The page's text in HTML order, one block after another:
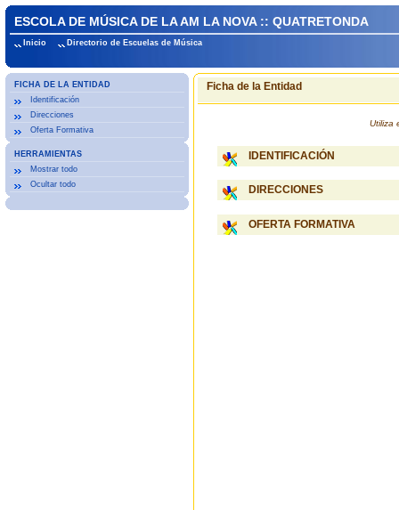
ESCOLA DE MÚSICA DE LA AM LA NOVA :: QUATRETONDA
Inicio Directorio de Escuelas de Música
FICHA DE LA ENTIDAD
Identificación
Direcciones
Oferta Formativa
HERRAMIENTAS
Mostrar todo
Ocultar todo
Ficha de la Entidad
Utiliza
IDENTIFICACIÓN
DIRECCIONES
OFERTA FORMATIVA